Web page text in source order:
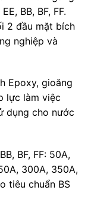
BB, BF, FF.
2 đầu mặt bích
nghiệp và
Epoxy, gioăng
lực làm việc
dụng cho nước
BF, FF: 50A,
300A, 350A,
tiêu chuẩn BS